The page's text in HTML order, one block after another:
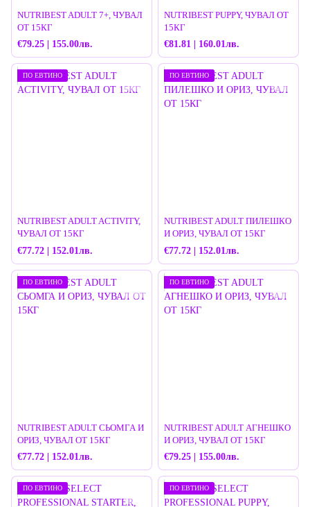
NUTRIBEST ADULT 7+, ЧУВАЛ
ОТ 15КГ
€79.25 | 155.00лв.
NUTRIBEST PUPPY, ЧУВАЛ ОТ
15КГ
€81.81 | 160.01лв.
ПО ЕВТИНО
NUTRIBEST ADULT ACTIVITY,
ЧУВАЛ ОТ 15КГ
€77.72 | 152.01лв.
ПО ЕВТИНО
NUTRIBEST ADULT ПИЛЕШКО
И ОРИЗ, ЧУВАЛ ОТ 15КГ
€77.72 | 152.01лв.
ПО ЕВТИНО
NUTRIBEST ADULT СЬОМГА И
ОРИЗ, ЧУВАЛ ОТ 15КГ
€77.72 | 152.01лв.
ПО ЕВТИНО
NUTRIBEST ADULT АГНЕШКО
И ОРИЗ, ЧУВАЛ ОТ 15КГ
€79.25 | 155.00лв.
ПО ЕВТИНО ПО ЕВТИНО